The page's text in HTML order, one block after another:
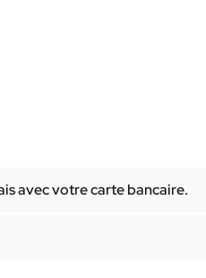
avec votre carte bancaire.